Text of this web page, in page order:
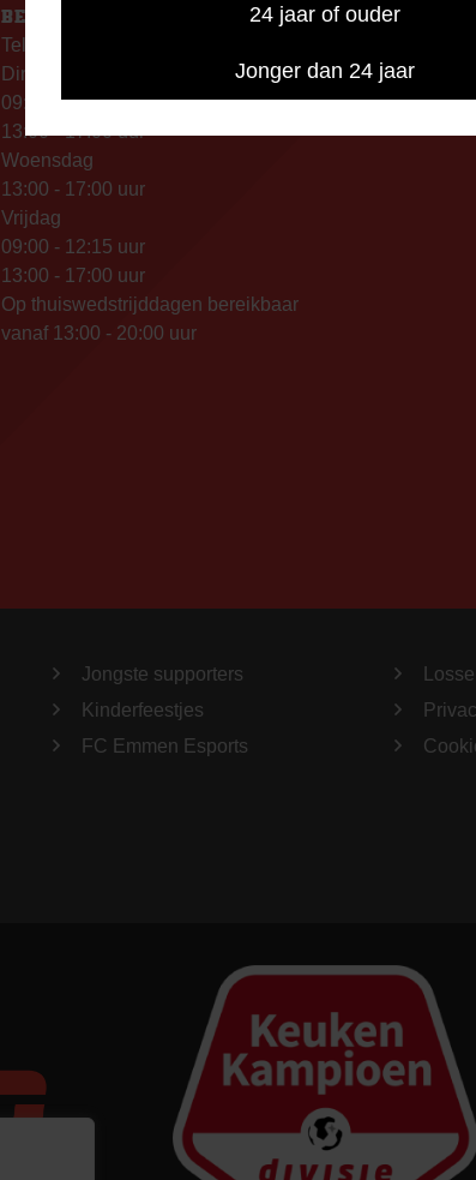
24 jaar of ouder
Jonger dan 24 jaar
BEREIKBAARHEID
Telefonisch bereikbaar op:
Dinsdag
09:00 - 12:15 uur
13:00 - 17:00 uur
Woensdag
13:00 - 17:00 uur
Vrijdag
09:00 - 12:15 uur
13:00 - 17:00 uur
Op thuiswedstrijddagen bereikbaar
vanaf 13:00 - 20:00 uur
Jongste supporters
Kinderfeestjes
FC Emmen Esports